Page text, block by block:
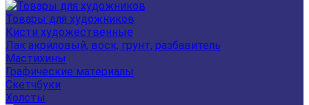
Товары для художников
Кисти художественные
Лак акриловый, воск, грунт, разбавитель
Мастихины
Графические материалы
Скетчбуки
Холсты